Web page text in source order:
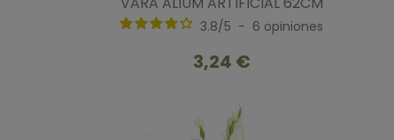
3.8/5 - 6 opiniones
3,24 €